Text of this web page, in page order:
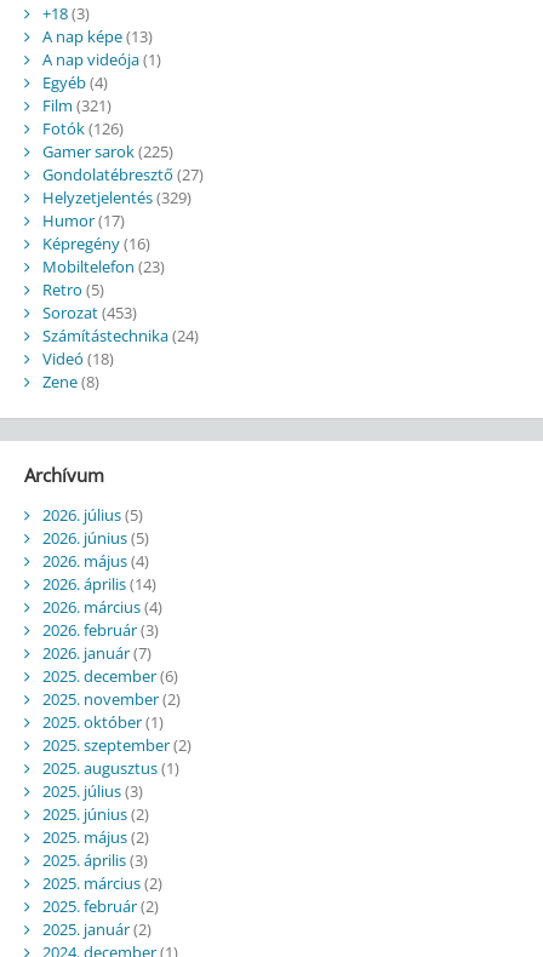
+18(3)
A nap képe(13)
A nap videója(1)
Egyéb(4)
Film (321)
Fotók(126)
Gamer sarok(225)
Gondolatébresztő (27)
Helyzetjelentés(329)
Humor(17)
Képregény(16)
Mobiltelefon (23)
Retro (5)
Sorozat(453)
Számítástechnika(24)
Videó (18)
Zene(8)
Archívum
2026. július(5)
2026. június(5)
2026. május(4)
2026. április(14)
2026. március(4)
2026. február(3)
2026. január(7)
2025. december(6)
2025. november(2)
2025. október(1)
2025. szeptember(2)
2025. augusztus(1)
2025. július(3)
2025. június(2)
2025. május(2)
2025. április(3)
2025. március(2)
2025. február(2)
2025. január(2)
2024. december(1)